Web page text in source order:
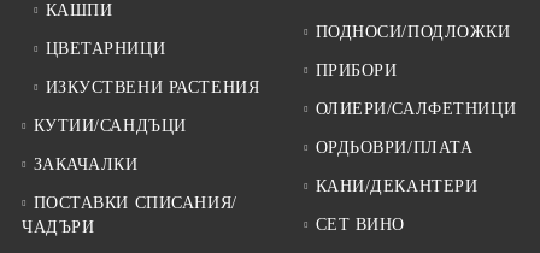
КАШПИ
ЦВЕТАРНИЦИ
ИЗКУСТВЕНИ РАСТЕНИЯ
КУТИИ/САНДЪЦИ
ЗАКАЧАЛКИ
ПОСТАВКИ СПИСАНИЯ/
ЧАДЪРИ
ПОДНОСИ/ПОДЛОЖКИ
ПРИБОРИ
ОЛИЕРИ/САЛФЕТНИЦИ
ОРДЬОВРИ/ПЛАТА
КАНИ/ДЕКАНТЕРИ
СЕТ ВИНО